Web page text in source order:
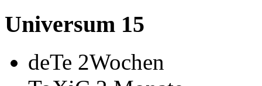
Universum 15
deTe 2Wochen